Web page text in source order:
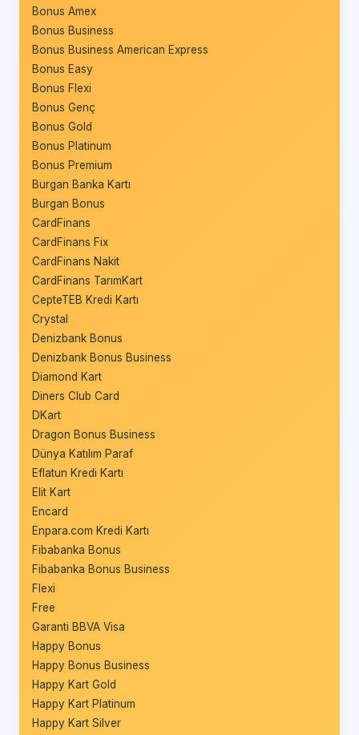
Bonus Amex
Bonus Business
Bonus Business American Express
Bonus Easy
Bonus Flexi
Bonus Genç
Bonus Gold
Bonus Platinum
Bonus Premium
Burgan Banka Kartı
Burgan Bonus
CardFinans
CardFinans Fix
CardFinans Nakit
CardFinans TarımKart
CepteTEB Kredi Kartı
Crystal
Denizbank Bonus
Denizbank Bonus Business
Diamond Kart
Diners Club Card
DKart
Dragon Bonus Business
Dünya Katılım Paraf
Eflatun Kredi Kartı
Elit Kart
Encard
Enpara.com Kredi Kartı
Fibabanka Bonus
Fibabanka Bonus Business
Flexi
Free
Garanti BBVA Visa
Happy Bonus
Happy Bonus Business
Happy Kart Gold
Happy Kart Platinum
Happy Kart Silver